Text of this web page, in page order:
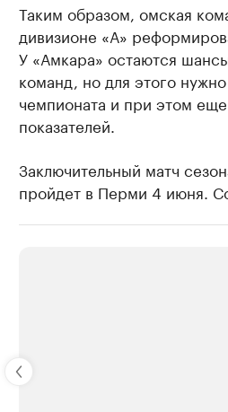
Таким образом, омская
дивизионе «А»
У «Амкара» остаются
команд, но для этого
чемпионата и при этом еще
показателей.
Заключительный матч
пройдет в Перми 4 июня.